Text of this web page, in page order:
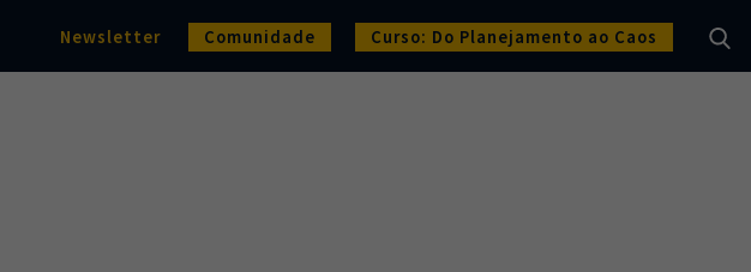
Newsletter Comunidade Curso: Do Planejamento ao Caos